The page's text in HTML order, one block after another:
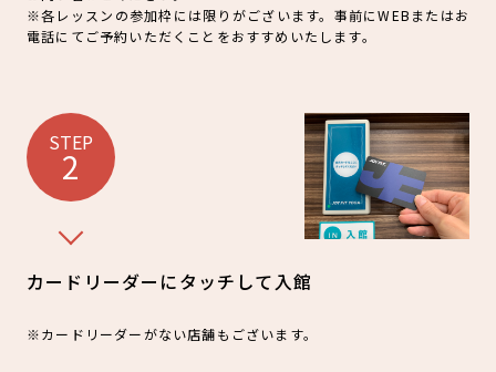
※各レッスンの参加枠には限りがございます。事前にWEBまたはお
電話にてご予約いただくことをおすすめいたします。
STEP
2
カードリーダーにタッチして入館
※カードリーダーがない店舗もございます。